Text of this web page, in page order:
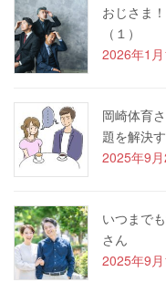
おじさま
（１）
2026年1月
岡崎体育
題を解決
2025年9
いつまで
さん
2025年9